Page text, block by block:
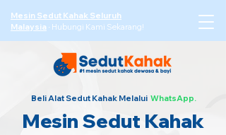
Mesin Sedut Kahak Seluruh
Malaysia · Hubungi Kami Sekarang!
Beli Alat Sedut Kahak Melalui WhatsApp.
Mesin Sedut Kahak